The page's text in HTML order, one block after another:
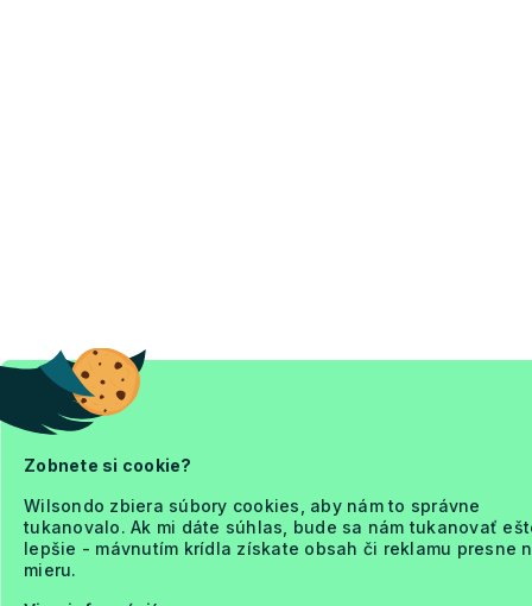
Zobnete si cookie?
Wilsondo zbiera súbory cookies, aby nám to správne
tukanovalo. Ak mi dáte súhlas, bude sa nám tukanovať
lepšie - mávnutím krídla získate obsah či reklamu presne
mieru.